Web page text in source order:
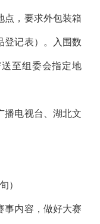
点，要求外包装箱
登记表）。入围数
至组委会指定地
播电视台、湖北文
）
事内容，做好大赛